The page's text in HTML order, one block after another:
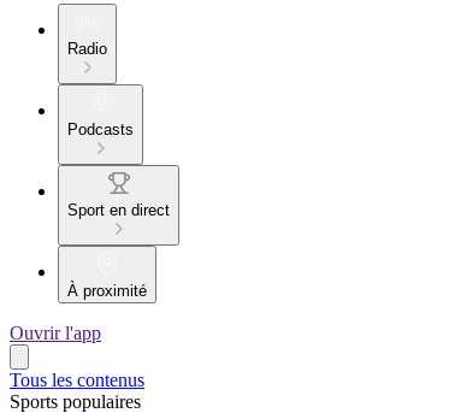
Radio
Podcasts
Sport en direct
À proximité
Ouvrir l'app
Tous les contenus
Sports populaires